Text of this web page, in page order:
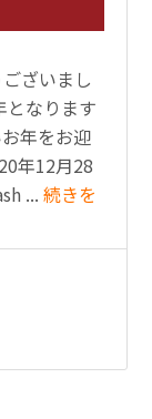
ざいまし
となります
年をお迎
年12月28
...続きを